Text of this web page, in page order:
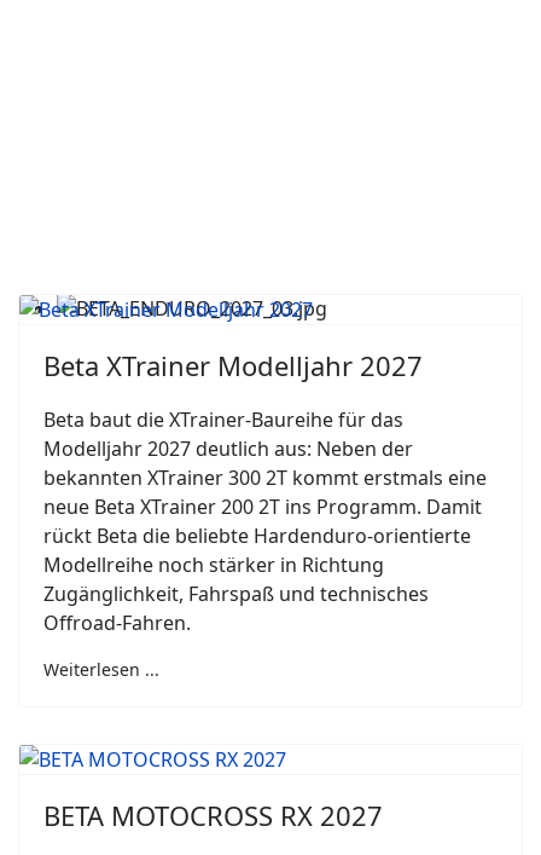
Beta XTrainer Modelljahr 2027
Beta baut die XTrainer-Baureihe für das
Modelljahr 2027 deutlich aus: Neben der
bekannten XTrainer 300 2T kommt erstmals eine
neue Beta XTrainer 200 2T ins Programm. Damit
rückt Beta die beliebte Hardenduro-orientierte
Modellreihe noch stärker in Richtung
Zugänglichkeit, Fahrspaß und technisches
Offroad-Fahren.
Weiterlesen ...
BETA MOTOCROSS RX 2027